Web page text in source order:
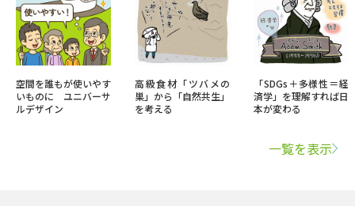
空間を誰もが使いやす
いものに ユニバーサ
ルデザイン
高級食材「ツバメの
巣」から「自然共生」
を考える
「SDGs＋多様性＝経
済学」を理解すれば日
本が変わる
一覧を表示